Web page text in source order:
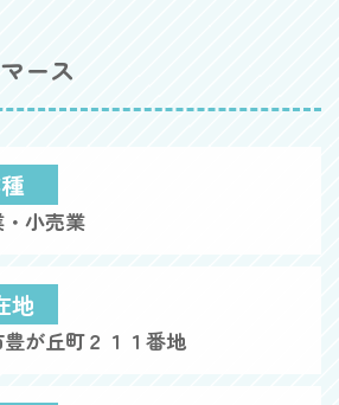
ース
小売業
地
が丘町２１１番地